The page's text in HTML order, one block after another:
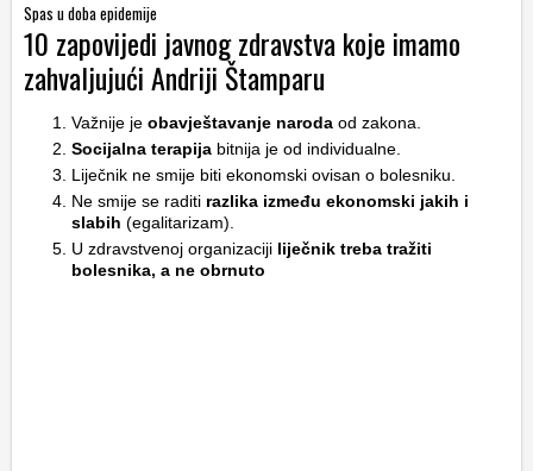
Spas u doba epidemije
10 zapovijedi javnog zdravstva koje imamo
zahvaljujući Andriji Štamparu
Važnije je obavještavanje naroda od zakona.
Socijalna terapija bitnija je od individualne.
Liječnik ne smije biti ekonomski ovisan o bolesniku.
Ne smije se raditi razlika između ekonomski jakih i
slabih (egalitarizam).
U zdravstvenoj organizaciji liječnik treba tražiti
bolesnika, a ne obrnuto